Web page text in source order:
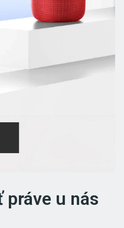
práve u nás